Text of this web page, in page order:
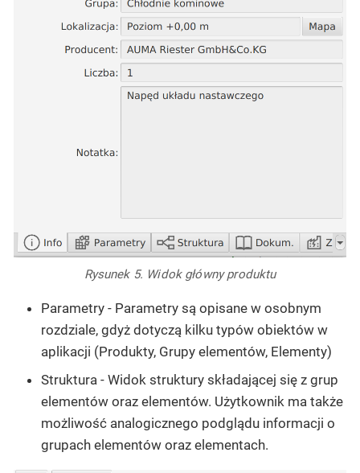
Rysunek 5. Widok główny produktu
Parametry - Parametry są opisane w osobnym
rozdziale, gdyż dotyczą kilku typów obiektów w
aplikacji (Produkty, Grupy elementów, Elementy)
Struktura - Widok struktury składającej się z grup
elementów oraz elementów. Użytkownik ma także
możliwość analogicznego podglądu informacji o
grupach elementów oraz elementach.